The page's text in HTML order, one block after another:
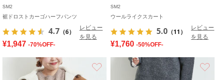
SM2
裾ドロストカーゴハーフパンツ
4.7 （6）
レビュー
を見る
¥1,947 -70%OFF-
SM2
ウールライクスカート
5.0 （11）
レビュー
を見る
¥1,760 -50%OFF-
お気に入り